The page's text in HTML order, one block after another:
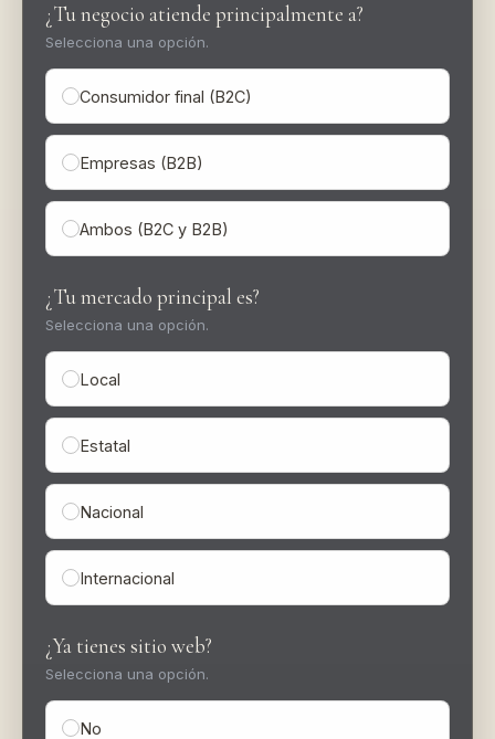
¿Tu negocio atiende principalmente a?
Selecciona una opción.
Consumidor final (B2C)
Empresas (B2B)
Ambos (B2C y B2B)
¿Tu mercado principal es?
Selecciona una opción.
Local
Estatal
Nacional
Internacional
¿Ya tienes sitio web?
Selecciona una opción.
No